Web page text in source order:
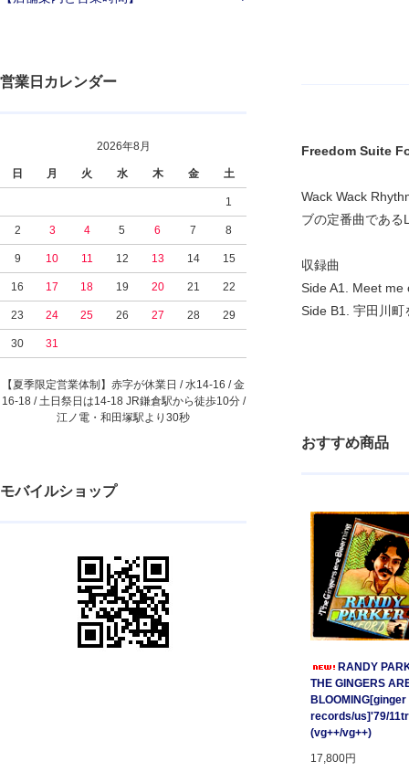
営業日カレンダー
2026年8月
日 月 火 水 木 金 土
1
2 3 4 5 6 7 8
9 10 11 12 13 14 15
16 17 18 19 20 21 22
23 24 25 26 27 28 29
30 31
【夏季限定営業体制】赤字が休業日 / 水14-16 / 金
16-18 / 土日祭日は14-18 JR鎌倉駅から徒歩10分 /
江ノ電・和田塚駅より30秒
モバイルショップ
Freedom Suite
Wack Wack
ブの定番曲であ
収録曲
Side A1. Meet me
Side B1. 宇田川町
おすすめ商品
RANDY
THE GINGERS
BLOOMING[ginger
records/us]'79/
(vg++/vg++)
17,800円